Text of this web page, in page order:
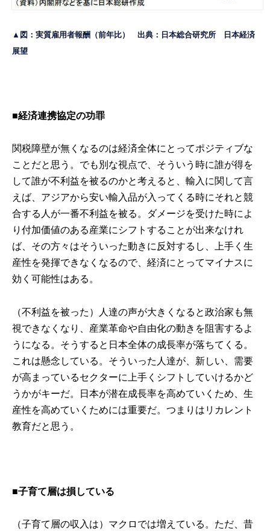
▲図：実質雇用者報酬（前年比） 出典：日本総合研究所
日本経済
展望
■経済連携協定の功罪
関税障壁が無くなるのは経済全体にとってポジティブな
ことだと思う。でも別な視点で、そういう時に誰が得を
して誰が不利益を被るのかと考えると、輸入に関して言
えば、アジアから安い輸入品が入ってくる時にそれと競
合する人が一番不利益を被る。ダメージを受けた時によ
り付加価値のある産業にシフトすることが出来なけれ
ば、その方々はそういった動きに反対するし、上手く生
産性を発揮できなくなるので、経済にとってマイナスに
効く可能性はある。
（不利益を被った）人達の声が大きくなると政治家も無
視できなくなり、産業革命や自由化の動きを阻害するよ
うになる。そうすると日本全体の成長率が落ちてくる。
これは懸念している。そういった人達が、新しい、需要
が高まっているセクターに上手くシフトしていけるかど
うかがキーだ。日本が潜在成長率を高めていくため、生
産性を高めていくためには重要だ。つまりはリカレント
教育だと思う。
■子育て層は損している
（子育て層の収入は）マクロでは増えている。ただ、昔